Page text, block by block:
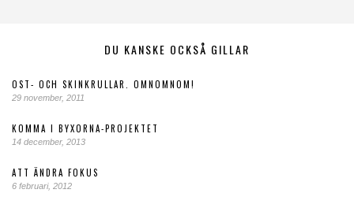
DU KANSKE OCKSÅ GILLAR
OST- OCH SKINKRULLAR. OMNOMNOM!
29 november, 2011
KOMMA I BYXORNA-PROJEKTET
14 december, 2013
ATT ÄNDRA FOKUS
6 februari, 2012